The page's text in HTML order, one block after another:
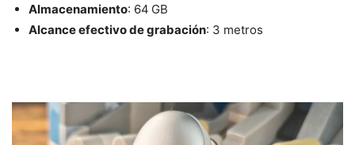
Almacenamiento: 64 GB
Alcance efectivo de grabación: 3 metros